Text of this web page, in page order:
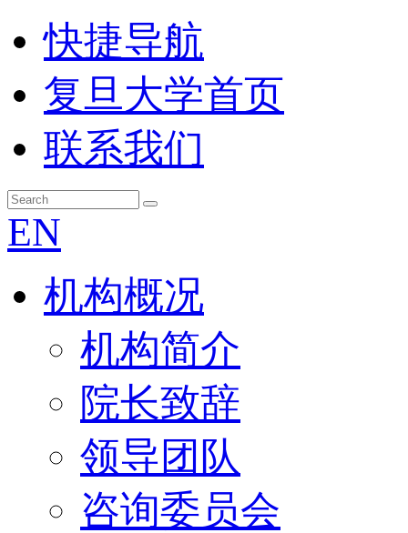
快捷导航
复旦大学首页
联系我们
EN
机构概况
机构简介
院长致辞
领导团队
咨询委员会